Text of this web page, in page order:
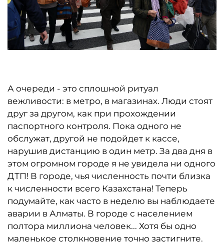
А очереди - это сплошной ритуал
вежливости: в метро, в магазинах. Люди стоят
друг за другом, как при прохождении
паспортного контроля. Пока одного не
обслужат, другой не подойдет к кассе,
нарушив дистанцию в один метр. За два дня в
этом огромном городе я не увидела ни одного
ДТП! В городе, чья численность почти близка
к численности всего Казахстана! Теперь
подумайте, как часто в неделю вы наблюдаете
аварии в Алматы. В городе с населением
полтора миллиона человек... Хотя бы одно
маленькое столкновение точно застигните.